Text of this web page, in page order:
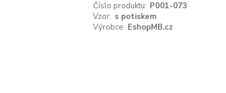
Číslo produktu: P001-073
Vzor: s potiskem
Výrobce: EshopMB.cz